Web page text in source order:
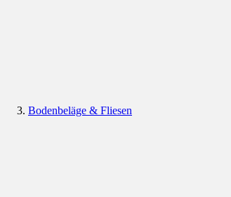
Bodenbeläge & Fliesen